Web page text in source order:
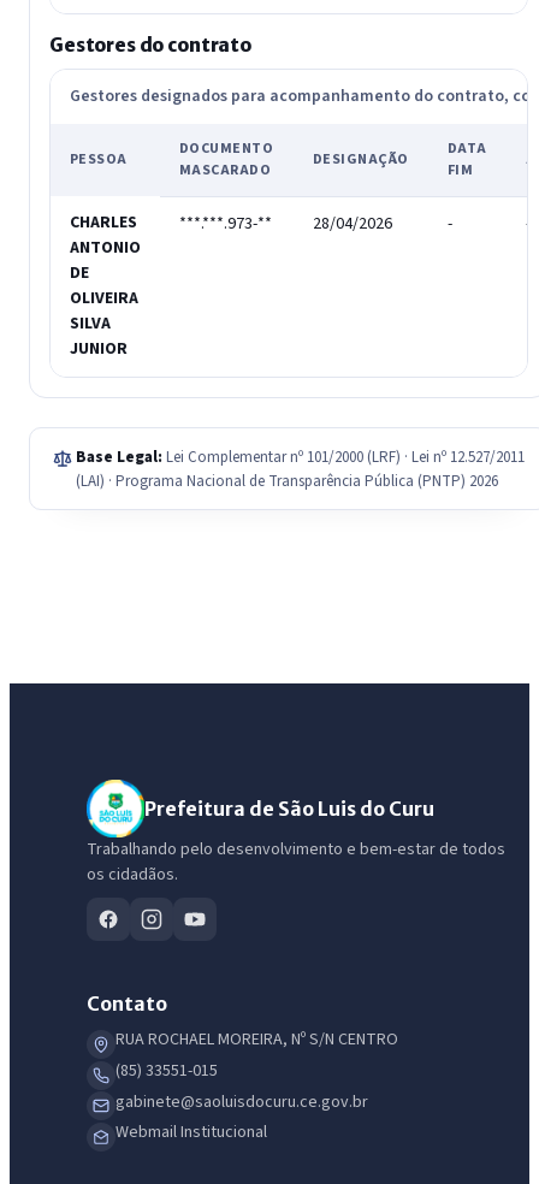
Gestores do contrato
Gestores designados para acompanhamento do contrato,
PESSOA
DOCUMENTO
MASCARADO
DESIGNAÇÃO
DATA
FIM
CHARLES
ANTONIO
DE
OLIVEIRA
SILVA
JUNIOR
***.***.973-** 28/04/2026 - -
Base Legal: Lei Complementar nº 101/2000 (LRF) · Lei nº 12.527/2011
(LAI) · Programa Nacional de Transparência Pública (PNTP) 2026
Prefeitura de São Luis do Curu
Trabalhando pelo desenvolvimento e bem-estar de todos
os cidadãos.
Contato
RUA ROCHAEL MOREIRA, Nº S/N CENTRO
(85) 33551-015
gabinete@saoluisdocuru.ce.gov.br
Webmail Institucional